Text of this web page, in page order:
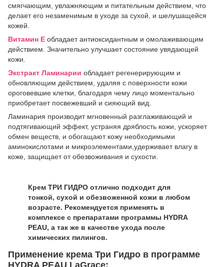
смягчающим, увлажняющим и питательным действием, что
делает его незаменимым в уходе за сухой, и шелушащейся
кожей.
Витамин Е обладает антиоксидантным и омолаживающим
действием. Значительно улучшает состояние увядающей
кожи.
Экстракт Ламинарии обладает регенерирующим и
обновляющим действием, удаляя с поверхности кожи
ороговевшие клетки, благодаря чему лицо моментально
приобретает посвежевший и сияющий вид.
Ламинария производит мгновенный разглаживающий и
подтягивающий эффект, устраняя дряблость кожи, ускоряет
обмен веществ, и обогащают кожу необходимыми
аминокислотами и микроэлементами,удерживает влагу в
коже, защищает от обезвоживания и сухости.
Крем ТРИ ГИДРО отлично подходит для
тонкой, сухой и обезвоженной кожи в любом
возрасте. Рекомендуется применять в
комплексе с препаратами программы HYDRA
PEAU, а так же в качестве ухода после
химических пилингов.
Применение крема Три Гидро в программе
HYDRA PEAU LaGrace: